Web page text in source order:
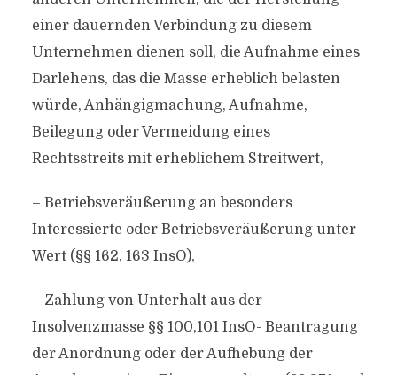
einer dauernden Verbindung zu diesem
Unternehmen dienen soll, die Aufnahme eines
Darlehens, das die Masse erheblich belasten
würde, Anhängigmachung, Aufnahme,
Beilegung oder Vermeidung eines
Rechtsstreits mit erheblichem Streitwert,
– Betriebsveräußerung an besonders
Interessierte oder Betriebsveräußerung unter
Wert (§§ 162, 163 InsO),
– Zahlung von Unterhalt aus der
Insolvenzmasse §§ 100,101 InsO- Beantragung
der Anordnung oder der Aufhebung der